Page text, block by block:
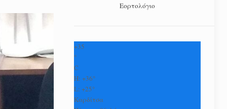
Εορτολόγιο
+35
°
C
H:+36°
L:+25°
Καρδίτσα